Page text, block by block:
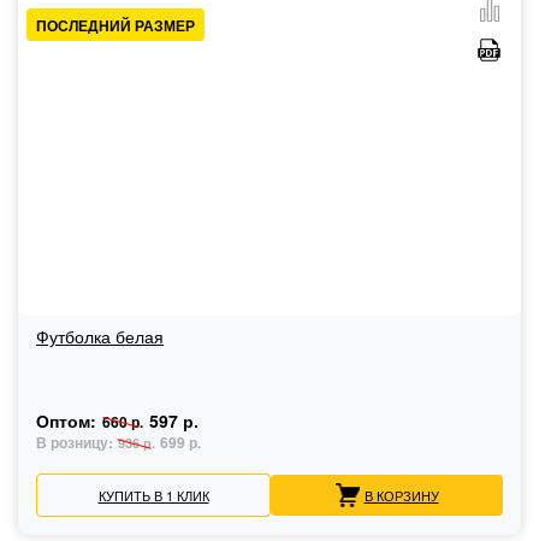
ПОСЛЕДНИЙ РАЗМЕР
Футболка белая
Оптом: 660 р. 597 р.
В розницу: 936 р. 699 р.
КУПИТЬ В 1 КЛИК В КОРЗИНУ